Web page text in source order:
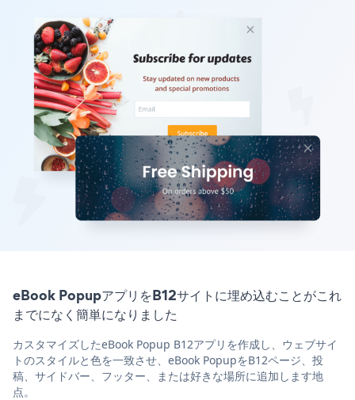
eBook PopupアプリをB12サイトに埋め込むことがこれ
までになく簡単になりました
カスタマイズしたeBook Popup B12アプリを作成し、ウェブサイ
トのスタイルと色を一致させ、eBook PopupをB12ページ、投
稿、サイドバー、フッター、または好きな場所に追加します地
点。